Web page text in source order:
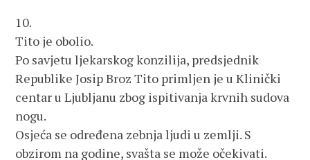
10.
Tito je obolio.
Po savjetu ljekarskog konzilija, predsjednik
Republike Josip Broz Tito primljen je u Klinički
centar u Ljubljanu zbog ispitivanja krvnih sudova
nogu.
Osjeća se određena zebnja ljudi u zemlji. S
obzirom na godine, svašta se može očekivati.